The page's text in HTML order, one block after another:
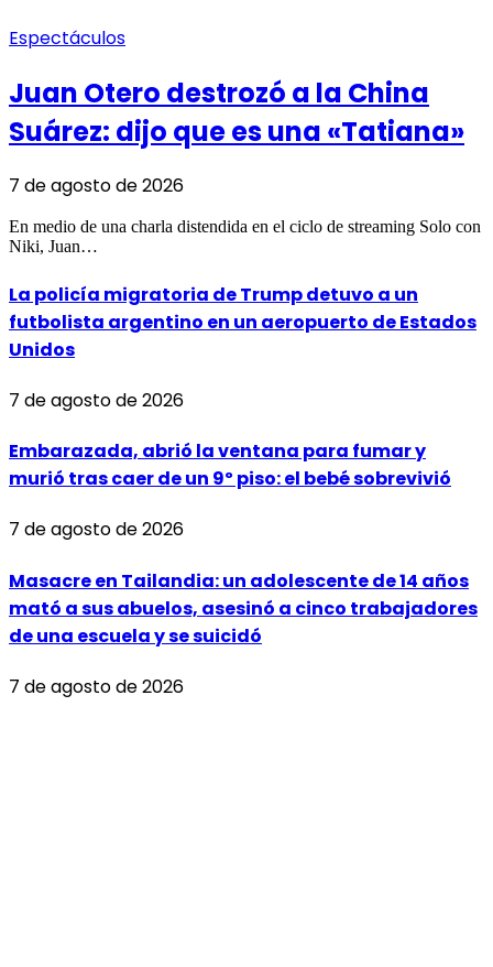
Espectáculos
Juan Otero destrozó a la China
Suárez: dijo que es una «Tatiana»
7 de agosto de 2026
En medio de una charla distendida en el ciclo de streaming Solo con
Niki, Juan…
La policía migratoria de Trump detuvo a un
futbolista argentino en un aeropuerto de Estados
Unidos
7 de agosto de 2026
Embarazada, abrió la ventana para fumar y
murió tras caer de un 9º piso: el bebé sobrevivió
7 de agosto de 2026
Masacre en Tailandia: un adolescente de 14 años
mató a sus abuelos, asesinó a cinco trabajadores
de una escuela y se suicidó
7 de agosto de 2026